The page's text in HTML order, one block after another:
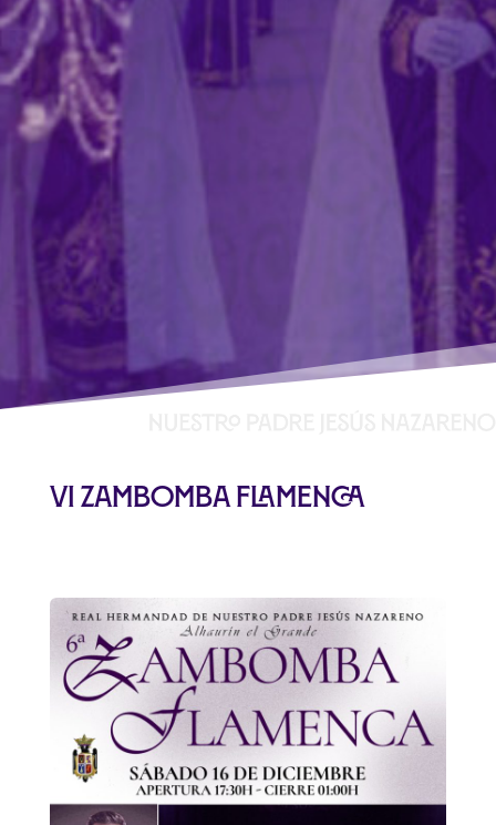
VI Zambomba flamenca